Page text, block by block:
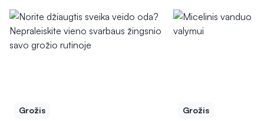
Grožis Grožis